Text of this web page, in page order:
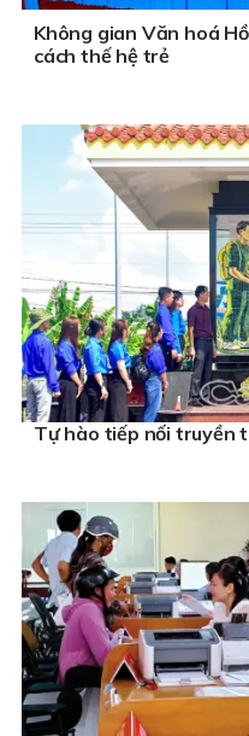
Không gian Văn hoá
cách thế hệ trẻ
Tự hào tiếp nối truyền